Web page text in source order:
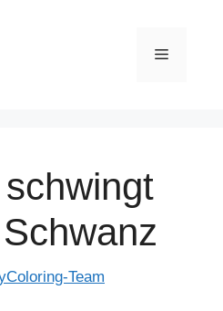
Menü
Team